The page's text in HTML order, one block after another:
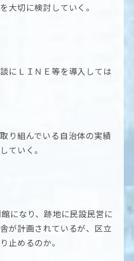
大切に検討していく。
にＬＩＮＥ等を導入しては
り組んでいる自治体の実績
ていく。
になり、跡地に民設民営に
が計画されているが、区立
止めるのか。